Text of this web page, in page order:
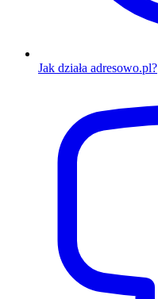
Jak działa adresowo.pl?